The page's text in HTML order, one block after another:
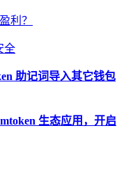
利？
全
助记词导入其它钱包
生态应用，开启